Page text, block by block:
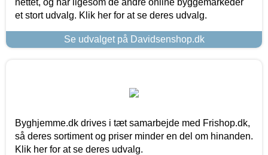
et stort udvalg. Klik her for at se deres udvalg.
Se udvalget på Davidsenshop.dk
Byghjemme.dk drives i tæt samarbejde med Frishop.dk,
så deres sortiment og priser minder en del om hinanden.
Klik her for at se deres udvalg.